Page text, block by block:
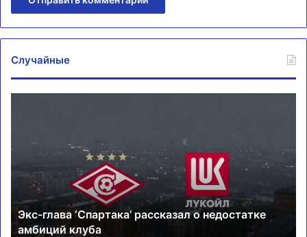
Случайные
рассказал
недостатке
амбиций
клуба
Экс-глава ‘Спартака’ рассказал о недостатке
амбиций клуба